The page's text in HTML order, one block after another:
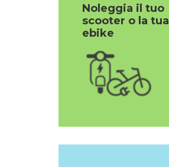
Noleggia il tuo
scooter o la tua
ebike